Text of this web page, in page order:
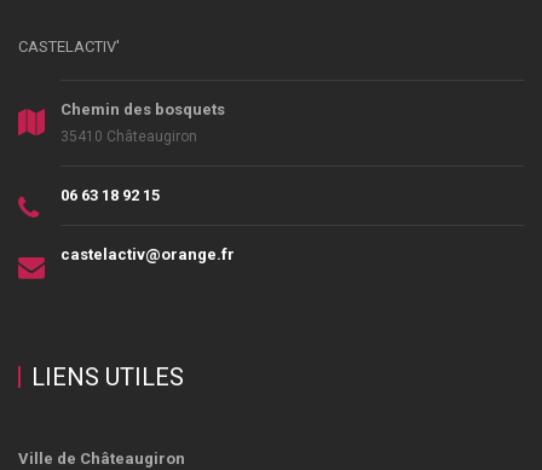
CASTELACTIV'
Chemin des bosquets
35410 Châteaugiron
06 63 18 92 15
castelactiv@orange.fr
LIENS UTILES
Ville de Châteaugiron